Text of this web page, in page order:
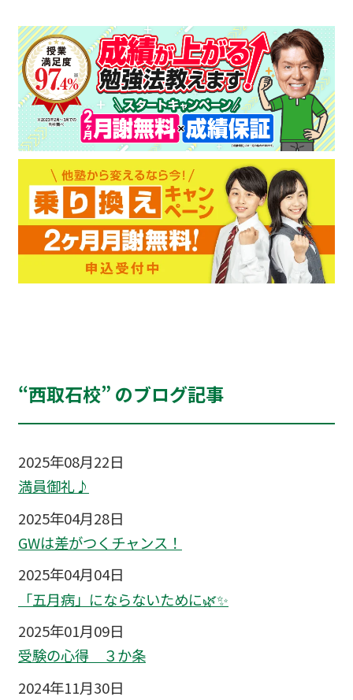
“西取石校” のブログ記事
2025年08月22日
満員御礼♪
2025年04月28日
GWは差がつくチャンス！
2025年04月04日
「五月病」にならないために🌿✨
2025年01月09日
受験の心得 ３か条
2024年11月30日